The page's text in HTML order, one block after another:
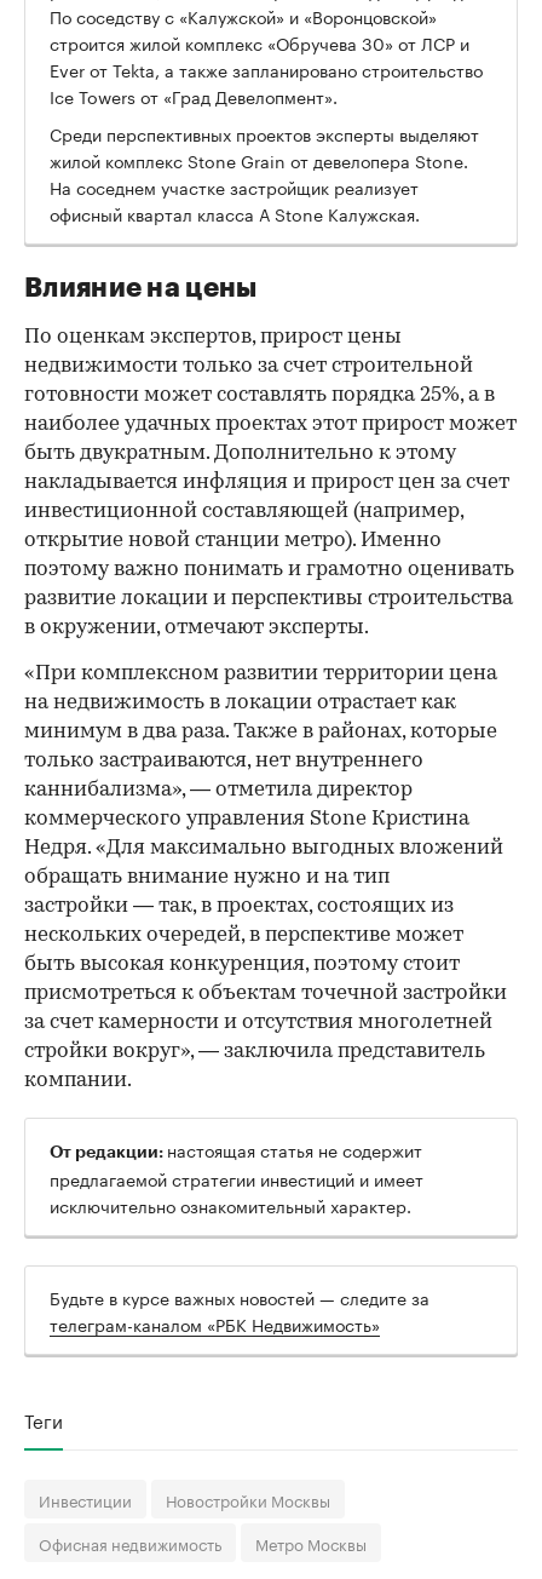
По соседству с «Калужской» и «Воронцовской»
строится жилой комплекс «Обручева 30» от ЛСР и
Ever от Tekta, а также запланировано строительство
Ice Towers от «Град Девелопмент».
Среди перспективных проектов эксперты выделяют
жилой комплекс Stone Grain от девелопера Stone.
На соседнем участке застройщик реализует
офисный квартал класса А Stone Калужская.
Влияние на цены
По оценкам экспертов, прирост цены
недвижимости только за счет строительной
готовности может составлять порядка 25%, а в
наиболее удачных проектах этот прирост может
быть двукратным. Дополнительно к этому
накладывается инфляция и прирост цен за счет
инвестиционной составляющей (например,
открытие новой станции метро). Именно
поэтому важно понимать и грамотно оценивать
развитие локации и перспективы строительства
в окружении, отмечают эксперты.
«При комплексном развитии территории цена
на недвижимость в локации отрастает как
минимум в два раза. Также в районах, которые
только застраиваются, нет внутреннего
каннибализма», — отметила директор
коммерческого управления Stone Кристина
Недря. «Для максимально выгодных вложений
обращать внимание нужно и на тип
застройки — так, в проектах, состоящих из
нескольких очередей, в перспективе может
быть высокая конкуренция, поэтому стоит
присмотреться к объектам точечной застройки
за счет камерности и отсутствия многолетней
стройки вокруг», — заключила представитель
компании.
От редакции: настоящая статья не содержит
предлагаемой стратегии инвестиций и имеет
исключительно ознакомительный характер.
Будьте в курсе важных новостей — следите за
телеграм-каналом «РБК Недвижимость»
Теги
Инвестиции
Новостройки Москвы
Офисная недвижимость
Метро Москвы